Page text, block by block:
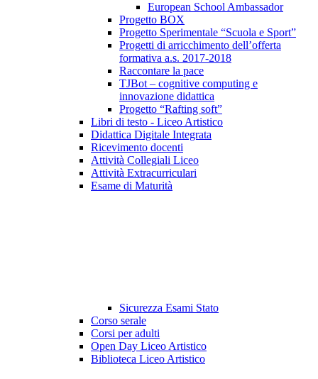
European School Ambassador
Progetto BOX
Progetto Sperimentale “Scuola e Sport”
Progetti di arricchimento dell’offerta
formativa a.s. 2017-2018
Raccontare la pace
TJBot – cognitive computing e
innovazione didattica
Progetto “Rafting soft”
Libri di testo - Liceo Artistico
Didattica Digitale Integrata
Ricevimento docenti
Attività Collegiali Liceo
Attività Extracurriculari
Esame di Maturità
Sicurezza Esami Stato
Corso serale
Corsi per adulti
Open Day Liceo Artistico
Biblioteca Liceo Artistico